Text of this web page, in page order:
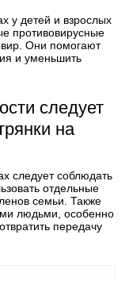
у детей и взрослых
противовирусные
Они помогают
и уменьшить
следует
на
следует соблюдать
отдельные
семьи. Также
людьми, особенно
передачу